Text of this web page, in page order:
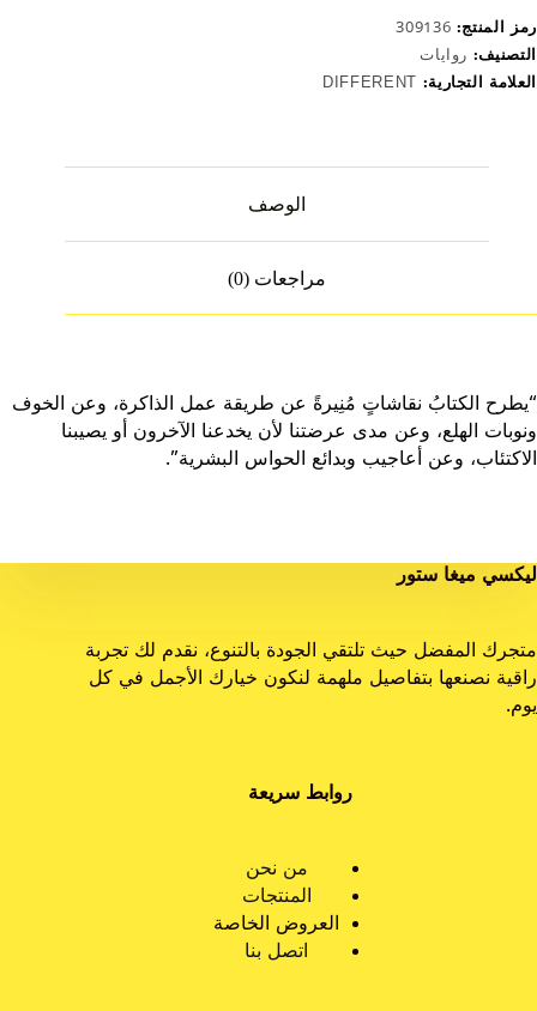
رمز المنتج: 309136
التصنيف: روايات
العلامة التجارية: DIFFERENT
الوصف
مراجعات (0)
“يطرح الكتابُ نقاشاتٍ مُنِيرةً عن طريقة عمل الذاكرة، وعن الخوف
ونوبات الهلع، وعن مدى عرضتنا لأن يخدعنا الآخرون أو يصيبنا
الاكتئاب، وعن أعاجيب وبدائع الحواس البشرية”.
ليكسي ميغا ستور
متجرك المفضل حيث تلتقي الجودة بالتنوع، نقدم لك تجربة
راقية نصنعها بتفاصيل ملهمة لنكون خيارك الأجمل في كل
يوم.
روابط سريعة
من نحن
المنتجات
العروض الخاصة
اتصل بنا